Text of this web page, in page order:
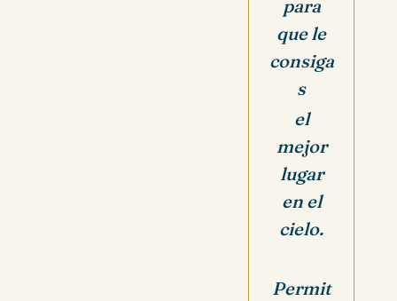
para
que le
consiga
s
el
mejor
lugar
en el
cielo.
Permit